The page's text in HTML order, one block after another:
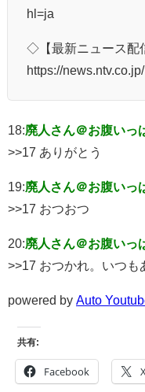
hl=ja
◇【最新ニュース配
https://news.ntv.co.jp/
18:廃人さん＠お腹いっ
>>17 ありがとう
19:廃人さん＠お腹いっ
>>17 おつおつ
20:廃人さん＠お腹いっ
>>17 おつかれ。いつも
powered by Auto
共有:
Facebook